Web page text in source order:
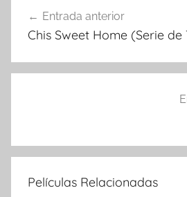
Navegación
de
entradas
Entrada anterior
Chis Sweet Home (Serie de
Películas Relacionadas